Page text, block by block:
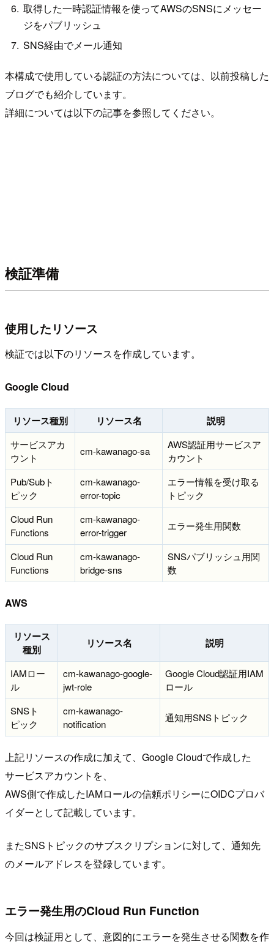
取得した一時認証情報を使ってAWSのSNSにメッセー
ジをパブリッシュ
SNS経由でメール通知
本構成で使用している認証の方法については、以前投稿した
ブログでも紹介しています。
詳細については以下の記事を参照してください。
検証準備
使用したリソース
検証では以下のリソースを作成しています。
Google Cloud
リソース種別 リソース名 説明
サービスアカ
ウント
cm-kawanago-sa
AWS認証用サービスア
カウント
Pub/Subト
ピック
cm-kawanago-
error-topic
エラー情報を受け取る
トピック
Cloud Run
Functions
cm-kawanago-
error-trigger
エラー発生用関数
Cloud Run
Functions
cm-kawanago-
bridge-sns
SNSパブリッシュ用関
数
AWS
リソース
種別
リソース名 説明
IAMロー
ル
cm-kawanago-google-
jwt-role
Google Cloud認証用IAM
ロール
SNSト
ピック
cm-kawanago-
notification
通知用SNSトピック
上記リソースの作成に加えて、Google Cloudで作成した
サービスアカウントを、
AWS側で作成したIAMロールの信頼ポリシーにOIDCプロバ
イダーとして記載しています。
またSNSトピックのサブスクリプションに対して、通知先
のメールアドレスを登録しています。
エラー発生用のCloud Run Function
今回は検証用として、意図的にエラーを発生させる関数を作